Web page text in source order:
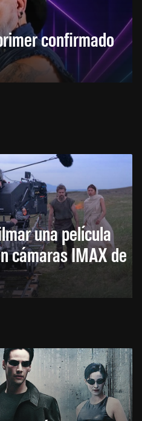
confirmado
una película
cámaras IMAX de